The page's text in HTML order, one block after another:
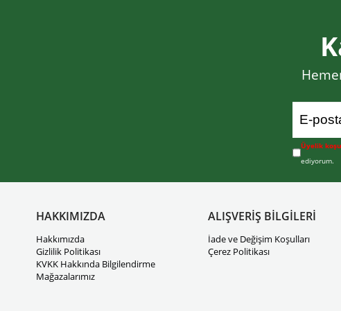
Üyelik
ediyorum.
HAKKIMIZDA
Hakkımızda
Gizlilik Politikası
KVKK Hakkında Bilgilendirme
Mağazalarımız
ALIŞVERİŞ BİLGİLERİ
İade ve Değişim Koşulları
Çerez Politikası